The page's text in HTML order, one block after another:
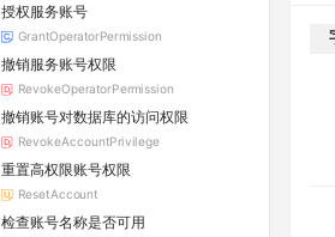
授权服务账号
GrantOperatorPermission
撤销服务账号权限
RevokeOperatorPermission
撤销账号对数据库的访问权限
RevokeAccountPrivilege
重置高权限账号权限
ResetAccount
检查账号名称是否可用